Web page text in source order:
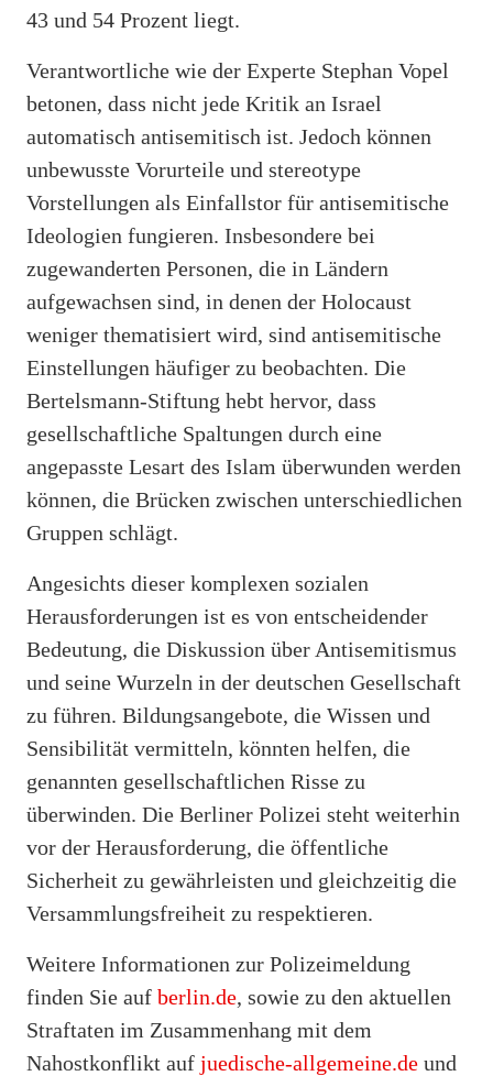
43 und 54 Prozent liegt.
Verantwortliche wie der Experte Stephan Vopel
betonen, dass nicht jede Kritik an Israel
automatisch antisemitisch ist. Jedoch können
unbewusste Vorurteile und stereotype
Vorstellungen als Einfallstor für antisemitische
Ideologien fungieren. Insbesondere bei
zugewanderten Personen, die in Ländern
aufgewachsen sind, in denen der Holocaust
weniger thematisiert wird, sind antisemitische
Einstellungen häufiger zu beobachten. Die
Bertelsmann-Stiftung hebt hervor, dass
gesellschaftliche Spaltungen durch eine
angepasste Lesart des Islam überwunden werden
können, die Brücken zwischen unterschiedlichen
Gruppen schlägt.
Angesichts dieser komplexen sozialen
Herausforderungen ist es von entscheidender
Bedeutung, die Diskussion über Antisemitismus
und seine Wurzeln in der deutschen Gesellschaft
zu führen. Bildungsangebote, die Wissen und
Sensibilität vermitteln, könnten helfen, die
genannten gesellschaftlichen Risse zu
überwinden. Die Berliner Polizei steht weiterhin
vor der Herausforderung, die öffentliche
Sicherheit zu gewährleisten und gleichzeitig die
Versammlungsfreiheit zu respektieren.
Weitere Informationen zur Polizeimeldung
finden Sie auf berlin.de, sowie zu den aktuellen
Straftaten im Zusammenhang mit dem
Nahostkonflikt auf juedische-allgemeine.de und